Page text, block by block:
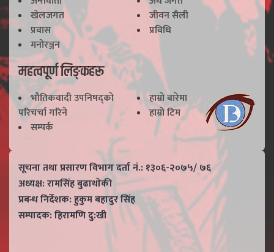
खेलजगत
जीवन सैली
प्रवास
प्रविधि
मनोरञ्जन
महत्वपूर्ण लिङ्कहरू
भाैतिकवादी उपनिषद्काे
परिचर्चा गरिने
हाम्राे बारेमा
हाम्राे टिम
सम्पर्क
सूचना तथा प्रसारण विभाग दर्ता नं.: १३०६-२०७५/ ७६
अध्यक्ष: रामसिंह बुढाथाेकी
प्रबन्ध निर्देशक: हुकुम बहादुर सिंह
सम्पादक: हिरामणि दु:खी